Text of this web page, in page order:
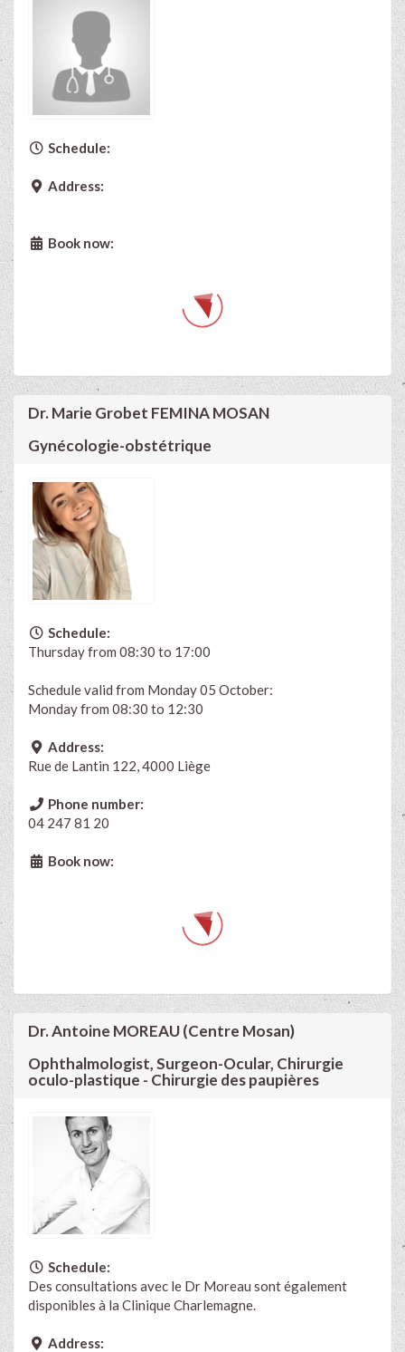
Schedule:
Address:
Book now:
Dr. Marie Grobet FEMINA MOSAN
Gynécologie-obstétrique
Schedule:
Thursday from 08:30 to 17:00
Schedule valid from Monday 05 October:
Monday from 08:30 to 12:30
Address:
Rue de Lantin 122, 4000 Liège
Phone number:
04 247 81 20
Book now:
Dr. Antoine MOREAU (Centre Mosan)
Ophthalmologist, Surgeon-Ocular, Chirurgie
oculo-plastique - Chirurgie des paupières
Schedule:
Des consultations avec le Dr Moreau sont également
disponibles à la Clinique Charlemagne.
Address: